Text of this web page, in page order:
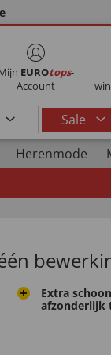
EUROtops-
Account
Sale
Herenmode
Extra
afzonderlijk